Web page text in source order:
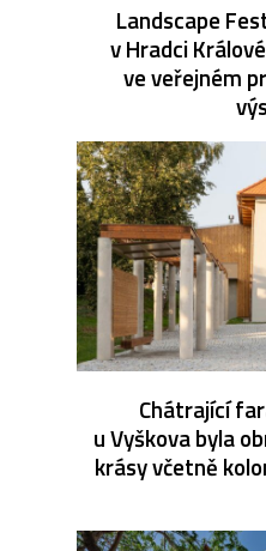
Landscape
v Hradci
ve veřejném
Chátrající
u Vyškova byla
krásy včetně